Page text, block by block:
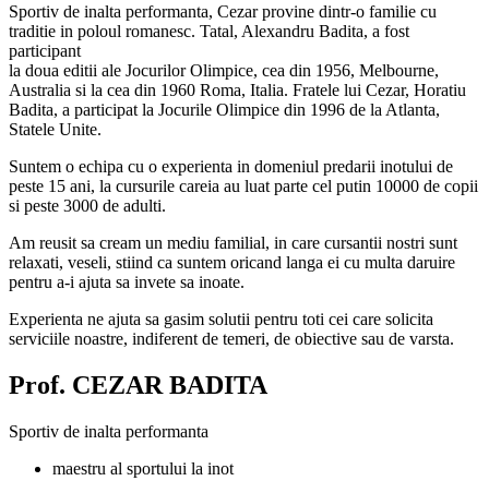
Sportiv de inalta performanta, Cezar provine dintr-o familie cu
traditie in poloul romanesc. Tatal, Alexandru Badita, a fost
participant
la doua editii ale Jocurilor Olimpice, cea din 1956, Melbourne,
Australia si la cea din 1960 Roma, Italia. Fratele lui Cezar, Horatiu
Badita, a participat la Jocurile Olimpice din 1996 de la Atlanta,
Statele Unite.
Suntem o echipa cu o experienta in domeniul predarii inotului de
peste 15 ani, la cursurile careia au luat parte cel putin 10000 de copii
si peste 3000 de adulti.
Am reusit sa cream un mediu familial, in care cursantii nostri sunt
relaxati, veseli, stiind ca suntem oricand langa ei cu multa daruire
pentru a-i ajuta sa invete sa inoate.
Experienta ne ajuta sa gasim solutii pentru toti cei care solicita
serviciile noastre, indiferent de temeri, de obiective sau de varsta.
Prof. CEZAR BADITA
Sportiv de inalta performanta
maestru al sportului la inot